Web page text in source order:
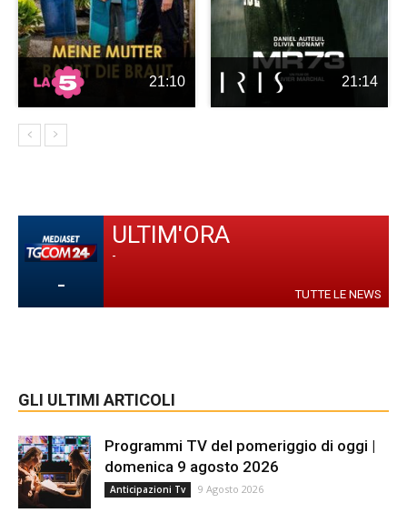
21:10 21:14
-
ULTIM'ORA
-
TUTTE LE NEWS
GLI ULTIMI ARTICOLI
Programmi TV del pomeriggio di oggi |
domenica 9 agosto 2026
Anticipazioni Tv 9 Agosto 2026